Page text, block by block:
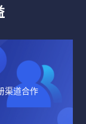
渠道合作